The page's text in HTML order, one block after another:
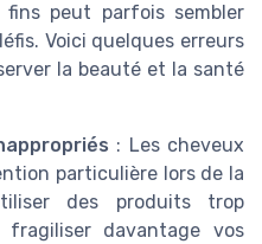
peut parfois sembler
Voici quelques erreurs
la beauté et la santé
: Les cheveux
particulière lors de la
des produits trop
davantage vos